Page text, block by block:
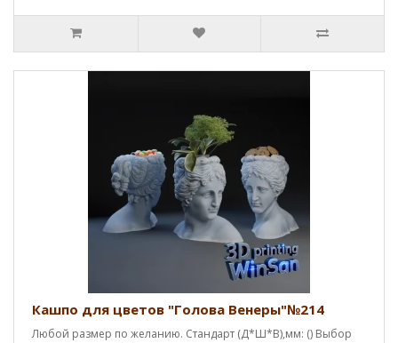
Кашпо для цветов "Голова Венеры"№214
Любой размер по желанию. Стандарт (Д*Ш*В),мм: () Выбор